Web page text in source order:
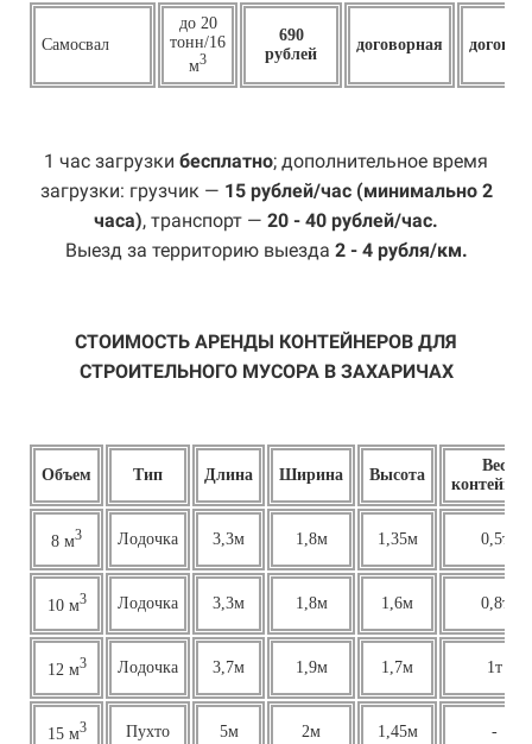
Самосвал
до 20
тонн/16
м3
690
рублей
договорная
1 час загрузки бесплатно; дополнительное время
загрузки: грузчик — 15 рублей/час (минимально 2
часа), транспорт — 20 - 40 рублей/час.
Выезд за территорию выезда 2 - 4 рубля/км.
СТОИМОСТЬ АРЕНДЫ КОНТЕЙНЕРОВ ДЛЯ
СТРОИТЕЛЬНОГО МУСОРА В ЗАХАРИЧАХ
Объем Тип Длина Ширина Высота
Вес
8 м3 Лодочка 3,3м 1,8м 1,35м 0,5т
10 м3 Лодочка 3,3м 1,8м 1,6м 0,8т
12 м3 Лодочка 3,7м 1,9м 1,7м 1т
15 м3 Пухто 5м 2м 1,45м -